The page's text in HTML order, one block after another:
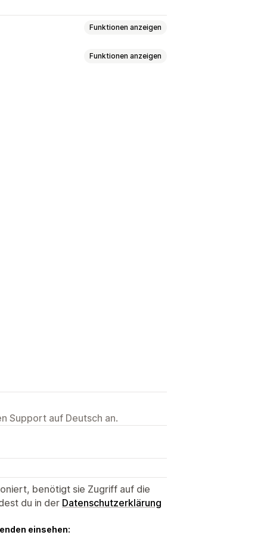
Funktionen anzeigen
Funktionen anzeigen
Support auf Deutsch an.
benötigt sie Zugriff auf die
du in der Datenschutzerklärung
einsehen: